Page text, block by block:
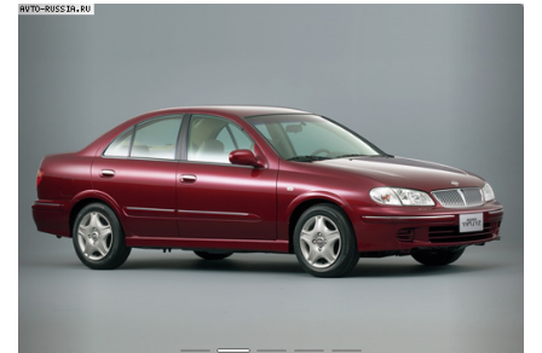
Назад